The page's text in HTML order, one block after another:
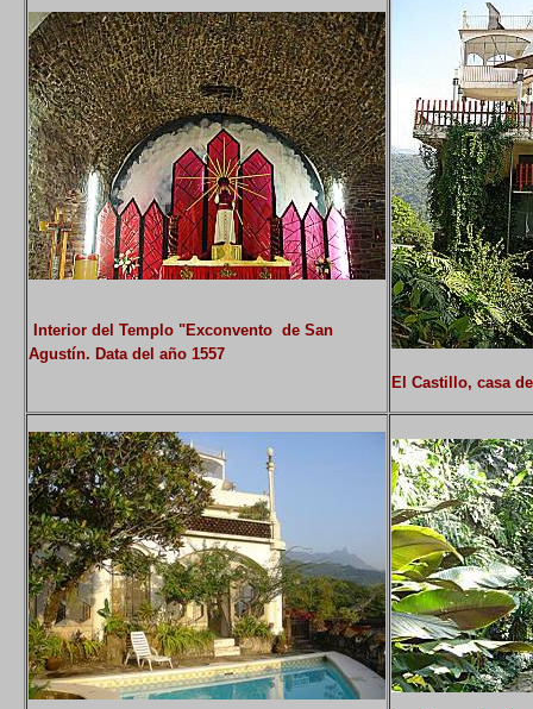
Interior del Templo "Exconvento de San
Agustín. Data del año 1557
El Castillo, casa